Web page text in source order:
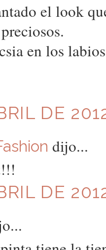
el look
en los
DE
dijo...
DE